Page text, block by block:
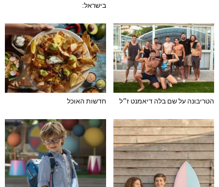
בישראל:
הטריבונה על שם בלה דיאמנט ז״ל חדשות האוכל